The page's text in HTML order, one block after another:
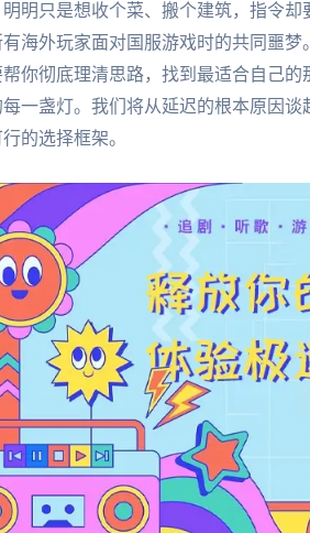
明只是想收个菜、搬个建筑，指令
海外玩家面对国服游戏时的共同噩
你彻底理清思路，找到最适合自己
一盏灯。我们将从延迟的根本原因
的选择框架。